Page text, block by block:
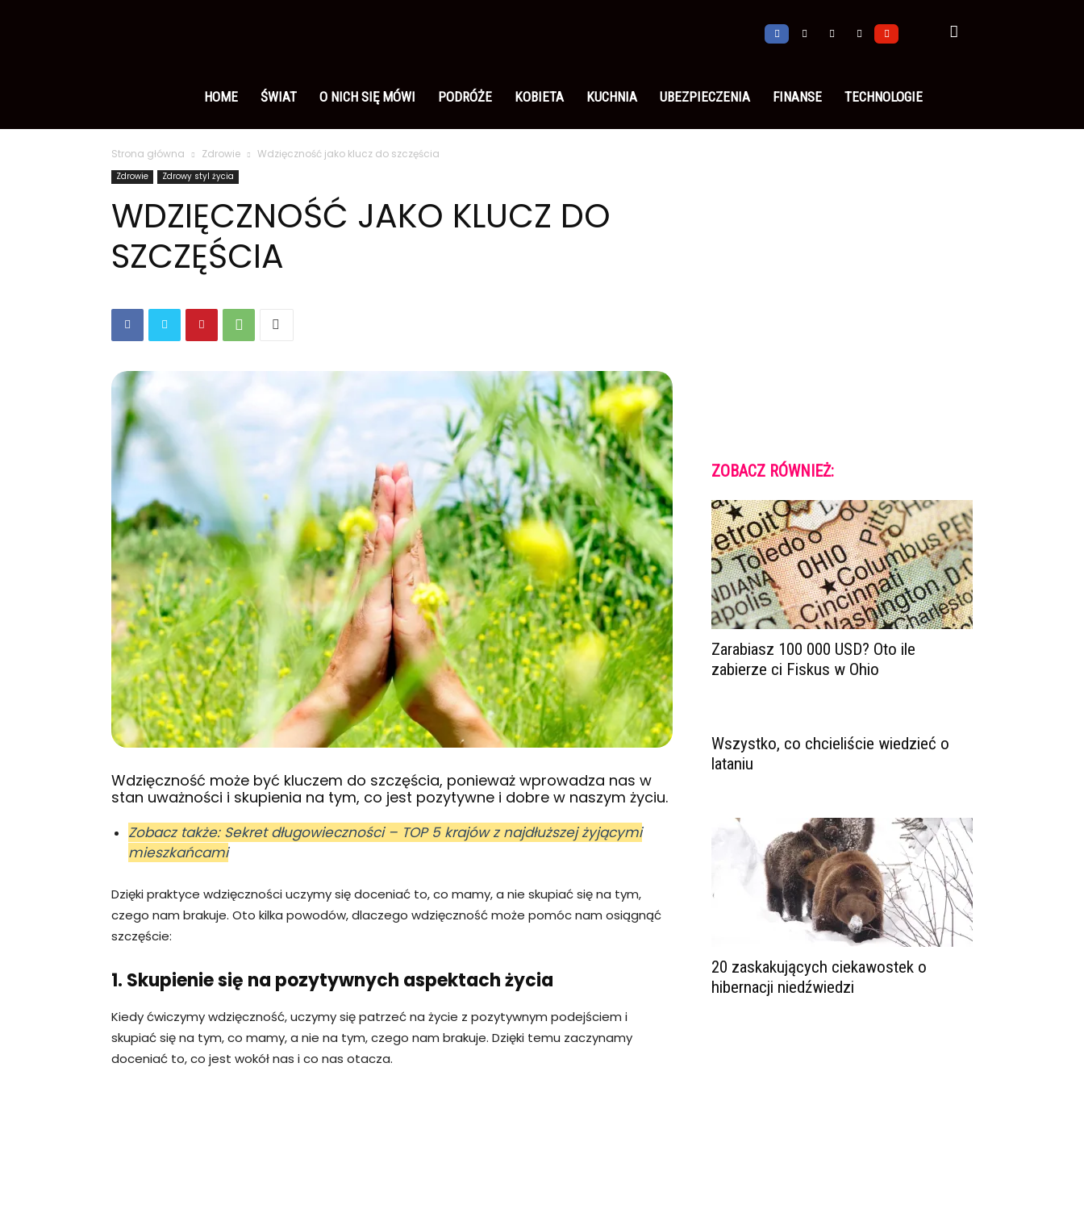
polsku
HOME ŚWIAT O NICH SIĘ MÓWI PODRÓŻE KOBIETA KUCHNIA UBEZPIECZENIA FINANSE TECHNOLOGIE
Strona główna Zdrowie Wdzięczność jako klucz do szczęścia
Zdrowie Zdrowy styl życia
WDZIĘCZNOŚĆ JAKO KLUCZ DO
SZCZĘŚCIA
Wdzięczność może być kluczem do szczęścia, ponieważ wprowadza nas w
stan uważności i skupienia na tym, co jest pozytywne i dobre w naszym życiu.
Zobacz także: Sekret długowieczności – TOP 5 krajów z najdłuższej żyjącymi
mieszkańcami
Dzięki praktyce wdzięczności uczymy się doceniać to, co mamy, a nie skupiać się na tym,
czego nam brakuje. Oto kilka powodów, dlaczego wdzięczność może pomóc nam osiągnąć
szczęście:
1. Skupienie się na pozytywnych aspektach życia
Kiedy ćwiczymy wdzięczność, uczymy się patrzeć na życie z pozytywnym podejściem i
skupiać się na tym, co mamy, a nie na tym, czego nam brakuje. Dzięki temu zaczynamy
doceniać to, co jest wokół nas i co nas otacza.
ZOBACZ RÓWNIEŻ:
Zarabiasz 100 000 USD? Oto ile
zabierze ci Fiskus w Ohio
Wszystko, co chcieliście wiedzieć o
lataniu
20 zaskakujących ciekawostek o
hibernacji niedźwiedzi